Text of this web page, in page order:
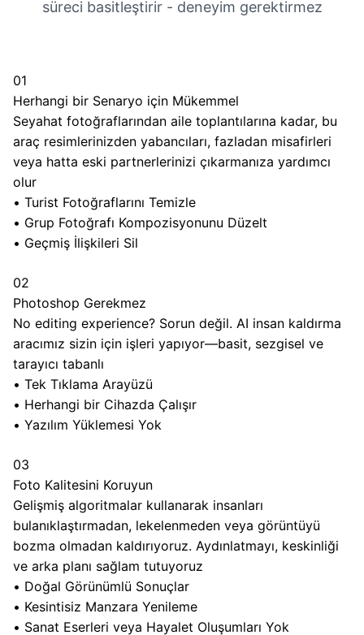
süreci basitleştirir - deneyim gerektirmez
01
Herhangi bir Senaryo için Mükemmel
Seyahat fotoğraflarından aile toplantılarına kadar, bu
araç resimlerinizden yabancıları, fazladan misafirleri
veya hatta eski partnerlerinizi çıkarmanıza yardımcı
olur
• Turist Fotoğraflarını Temizle
• Grup Fotoğrafı Kompozisyonunu Düzelt
• Geçmiş İlişkileri Sil
02
Photoshop Gerekmez
No editing experience? Sorun değil. AI insan kaldırma
aracımız sizin için işleri yapıyor—basit, sezgisel ve
tarayıcı tabanlı
• Tek Tıklama Arayüzü
• Herhangi bir Cihazda Çalışır
• Yazılım Yüklemesi Yok
03
Foto Kalitesini Koruyun
Gelişmiş algoritmalar kullanarak insanları
bulanıklaştırmadan, lekelenmeden veya görüntüyü
bozma olmadan kaldırıyoruz. Aydınlatmayı, keskinliği
ve arka planı sağlam tutuyoruz
• Doğal Görünümlü Sonuçlar
• Kesintisiz Manzara Yenileme
• Sanat Eserleri veya Hayalet Oluşumları Yok